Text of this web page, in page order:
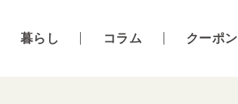
暮らし コラム
クーポン